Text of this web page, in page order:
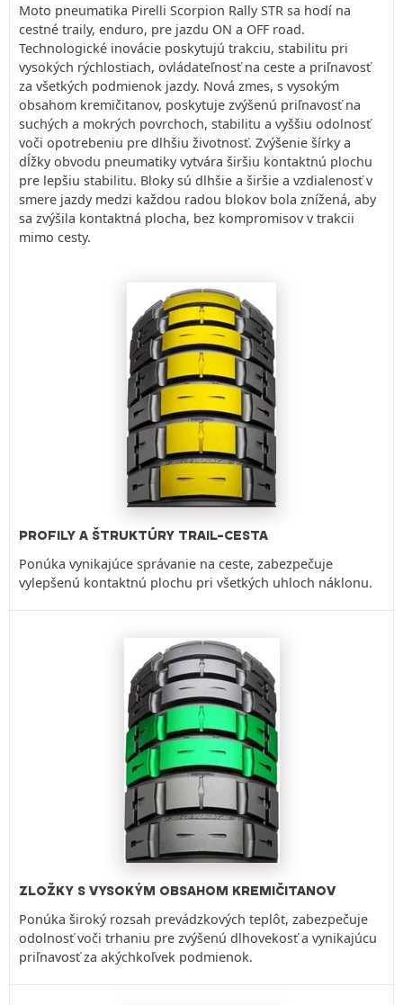
Moto pneumatika Pirelli Scorpion Rally STR sa hodí na
cestné traily, enduro, pre jazdu ON a OFF road.
Technologické inovácie poskytujú trakciu, stabilitu pri
vysokých rýchlostiach, ovládateľnosť na ceste a priľnavosť
za všetkých podmienok jazdy. Nová zmes, s vysokým
obsahom kremičitanov, poskytuje zvýšenú priľnavosť na
suchých a mokrých povrchoch, stabilitu a vyššiu odolnosť
voči opotrebeniu pre dlhšiu životnosť. Zvýšenie šírky a
dĺžky obvodu pneumatiky vytvára širšiu kontaktnú plochu
pre lepšiu stabilitu. Bloky sú dlhšie a širšie a vzdialenosť v
smere jazdy medzi každou radou blokov bola znížená, aby
sa zvýšila kontaktná plocha, bez kompromisov v trakcii
mimo cesty.
PROFILY A ŠTRUKTÚRY TRAIL-CESTA
Ponúka vynikajúce správanie na ceste, zabezpečuje
vylepšenú kontaktnú plochu pri všetkých uhloch náklonu.
ZLOŽKY S VYSOKÝM OBSAHOM KREMIČITANOV
Ponúka široký rozsah prevádzkových teplôt, zabezpečuje
odolnosť voči trhaniu pre zvýšenú dlhovekosť a vynikajúcu
priľnavosť za akýchkoľvek podmienok.